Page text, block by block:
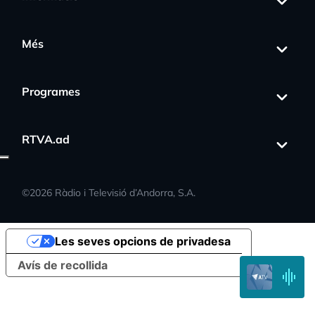
Més
Programes
RTVA.ad
©2026 Ràdio i Televisió d’Andorra, S.A.
EN
DIRECTE
Avís de recollida
Les seves opcions de privadesa